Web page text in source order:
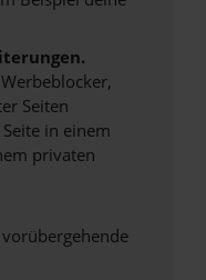
Seiten
in einem
privaten